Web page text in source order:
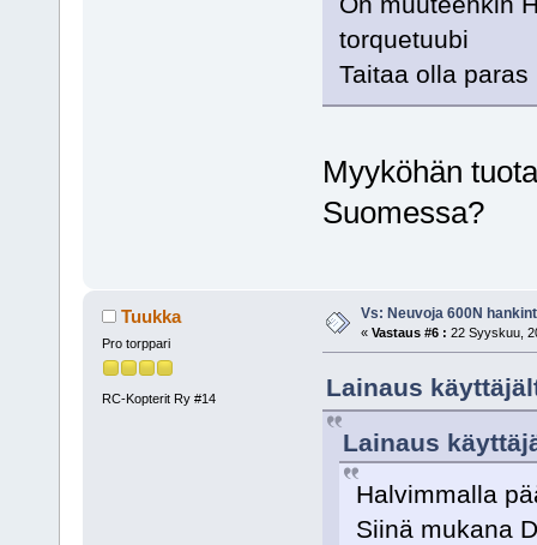
torquetuubi
Taitaa olla
Myyköhän
Suomessa?
Tuukka
Pro torppari
RC-Kopterit Ry #14
Vs: Neuvoja 600N
« Vastaus #6 : 22 Syyskuu,
Lainaus
Lainaus
Halvimmalla
Siinä mukana